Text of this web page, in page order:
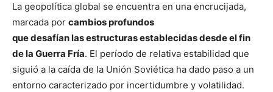
La geopolítica global se encuentra en una encrucijada,
marcada por cambios profundos
que desafían las estructuras establecidas desde el fin
de la Guerra Fría. El período de relativa estabilidad que
siguió a la caída de la Unión Soviética ha dado paso a un
entorno caracterizado por incertidumbre y volatilidad.